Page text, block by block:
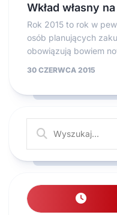
Wkład własny
Rok 2015 to rok w
osób planujących
obowiązują bowiem
30 CZERWCA 2015